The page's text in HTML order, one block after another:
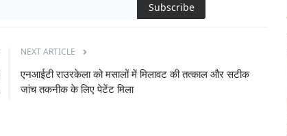
Subscribe
NEXT ARTICLE
एनआईटी राउरकेला को मसालों में मिलावट की तत्काल और सटीक
जांच तकनीक के लिए पेटेंट मिला
Agriculture Conclave and NACOF Awards 2022